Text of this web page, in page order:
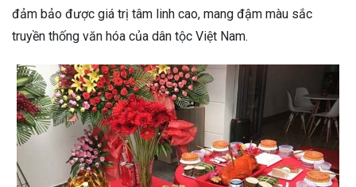
đảm bảo được giá trị tâm linh cao, mang đậm màu sắc
truyền thống văn hóa của dân tộc Việt Nam.